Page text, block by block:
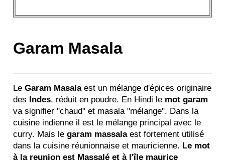
Garam Masala
LeGaram Masalaest un mélange d'épices originaire
des Indes, réduit en poudre. En Hindi le mot garam
va signifier "chaud" et masala "mélange". Dans la
cuisine indienne il est le mélange principal avec le
curry. Mais legaram massalaest fortement utilisé
dans la cuisine réunionnaise et mauricienne. Le mot
à la reunion est Massalé et à l'île maurice